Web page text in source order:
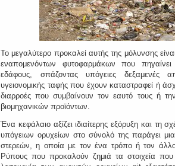
Το μεγαλύτερο προκαλεί αυτής της μόλυνσης
εναπομενόντων φυτοφαρμάκων που
εδάφους, σπάζοντας υπόγειες δεξαμενές
υγειονομικής ταφής που έχουν καταστραφεί ή
διαρροές που συμβαίνουν τον εαυτό τους ή
βιομηχανικών προϊόντων.
Ένα κεφάλαιο αξίζει ιδιαίτερης εξόρυξη και τη
υπόγειων ορυχείων στο σύνολό της παράγει
στερεών, η οποία με τον ένα τρόπο ή τον
Ρύπους που προκαλούν ζημιά τα στοιχεία που